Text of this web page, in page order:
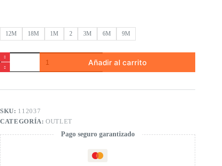
12M 18M 1M 2 3M 6M 9M
Leotardo
con
calcetín
bebé
Añadir al carrito
SKU: 112037
CATEGORÍA:OUTLET
Pago seguro garantizado